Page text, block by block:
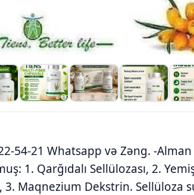
54-21 Whatsapp və Zəng. -Alman
1. Qarğıdalı Sellülozası, 2.
3. Maqnezium Dekstrin. Sellüloza